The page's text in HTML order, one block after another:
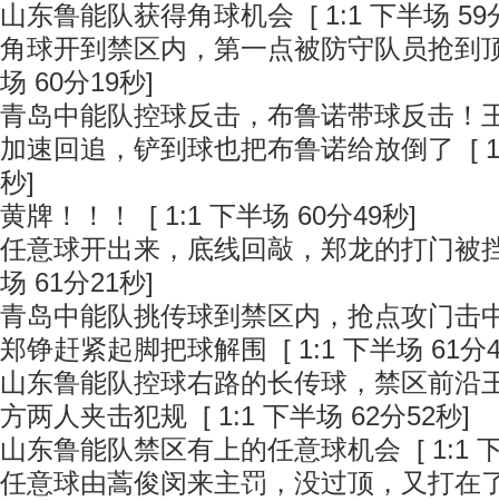
山东鲁能队获得角球机会 [ 1:1 下半场 59
角球开到禁区内，第一点被防守队员抢到
场 60分19秒]
青岛中能队控球反击，布鲁诺带球反击！
加速回追，铲到球也把布鲁诺给放倒了
[
秒]
黄牌！！！
[ 1:1 下半场 60分49秒]
任意球开出来，底线回敲，郑龙的打门被
场 61分21秒]
青岛中能队挑传球到禁区内，抢点攻门击
郑铮赶紧起脚把球解围
[ 1:1 下半场 61分
山东鲁能队控球右路的长传球，禁区前沿
方两人夹击犯规 [ 1:1 下半场 62分52秒]
山东鲁能队禁区有上的任意球机会 [ 1:1
任意球由蒿俊闵来主罚，没过顶，又打在